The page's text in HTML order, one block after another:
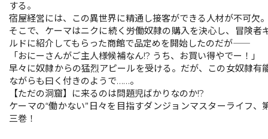
する。
宿屋経営には、この異世界に精通し接客ができる人材が不可欠
そこで、ケーマはニクに続く労働奴隷の購入を決心し、冒険者
ルドに紹介してもらった商館で品定めを開始したのだが――
「おにーさんがご主人様候補なん!? うち、お買い得やでー！」
早々に奴隷からの猛烈アピールを受ける。だが、この女奴隷有
ながらも曰く付きのようで……。
【ただの洞窟】に来るのは問題児ばかりなのか!?
ケーマの“働かない”日々を目指すダンジョンマスターライフ、
三巻！